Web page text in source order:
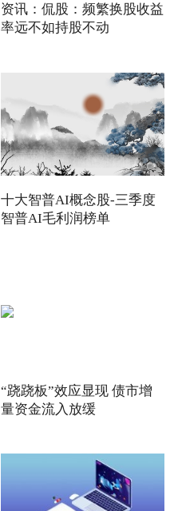
资讯：侃股：频繁换股收益
率远不如持股不动
十大智普AI概念股-三季度
智普AI毛利润榜单
“跷跷板”效应显现 债市增
量资金流入放缓